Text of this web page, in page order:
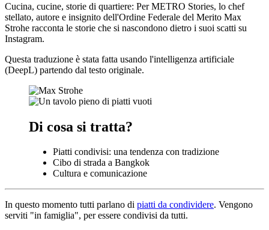
Cucina, cucine, storie di quartiere: Per METRO Stories, lo chef
stellato, autore e insignito dell'Ordine Federale del Merito Max
Strohe racconta le storie che si nascondono dietro i suoi scatti su
Instagram.
Questa traduzione è stata fatta usando l'intelligenza artificiale
(DeepL) partendo dal testo originale.
Di cosa si tratta?
Piatti condivisi: una tendenza con tradizione
Cibo di strada a Bangkok
Cultura e comunicazione
In questo momento tutti parlano di piatti da condividere. Vengono
serviti "in famiglia", per essere condivisi da tutti.